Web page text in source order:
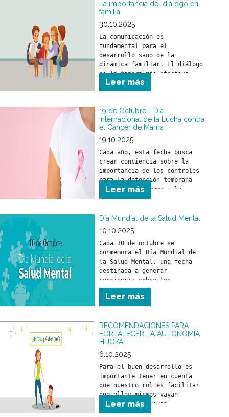
La importancia del diálogo en
familia
30.10.2025
La comunicación es
fundamental para el
desarrollo sano de la
dinámica familiar. El diálogo
es la manera más efectiva
para compartir ideas,
opiniones y sentimientos.
Leer más
19 de Octubre - Día
Internacional de la Lucha contra
el Cáncer de Mama
19.10.2025
Cada año, esta fecha busca
crear conciencia sobre la
importancia de los controles
para la detección temprana
del cáncer de mama y la
relevancia de un tratamiento
Leer más
Día Mundial de la Salud Mental
10.10.2025
Cada 10 de octubre se
conmemora el Día Mundial de
la Salud Mental, una fecha
destinada a generar
conciencia sobre los
problemas vinculados con la
salud mental y a promover los
derechos de las personas que
objetivo de mejorar su
atención, cuidado y
Leer más
RECOMENDACIONES PARA
FORTALECER LA AUTONOMÍA
HIJO/A
6.10.2025
Para el buen desarrollo es
importante tener en cuenta
que nuestro rol es facilitar
que ellos mismos vayan
logrando sus nuevas
“conquistas”. Ponerse de pie,
Leer más